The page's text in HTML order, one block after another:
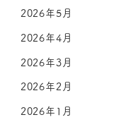
2026年5月
2026年4月
2026年3月
2026年2月
2026年1月